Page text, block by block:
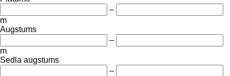
–
m
Augstums
–
m
Sedla augstums
–